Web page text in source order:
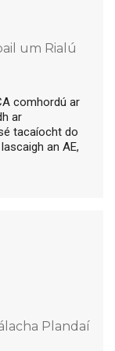
um Rialú
comhordú ar
ar
tacaíocht do
an AE,
Plandaí